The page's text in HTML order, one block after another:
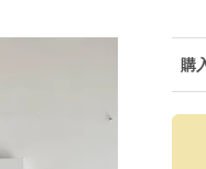
購